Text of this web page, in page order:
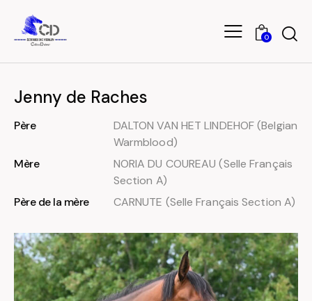
0
Jenny de Raches
Père
DALTON VAN HET LINDEHOF (Belgian
Warmblood)
Mère
NORIA DU COUREAU (Selle Français
Section A)
Père de la mère
CARNUTE (Selle Français Section A)